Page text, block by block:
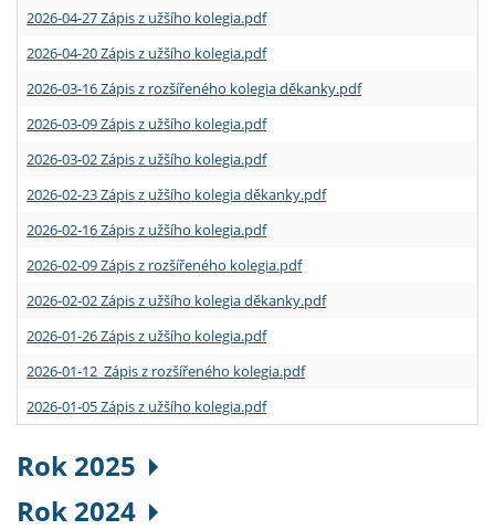
2026-04-27 Zápis z užšího kolegia.pdf
2026-04-20 Zápis z užšího kolegia.pdf
2026-03-16 Zápis z rozšířeného kolegia děkanky.pdf
2026-03-09 Zápis z užšího kolegia.pdf
2026-03-02 Zápis z užšího kolegia.pdf
2026-02-23 Zápis z užšího kolegia děkanky.pdf
2026-02-16 Zápis z užšího kolegia.pdf
2026-02-09 Zápis z rozšířeného kolegia.pdf
2026-02-02 Zápis z užšího kolegia děkanky.pdf
2026-01-26 Zápis z užšího kolegia.pdf
2026-01-12 Zápis z rozšířeného kolegia.pdf
2026-01-05 Zápis z užšího kolegia.pdf
Rok 2025
Rok 2024